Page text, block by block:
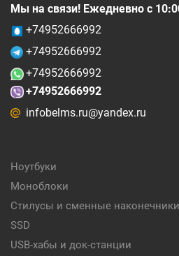
Мы на связи! Ежедневно с
+74952666992
+74952666992
+74952666992
+74952666992
infobelms.ru@yandex.ru
Ноутбуки
Моноблоки
Стилусы и сменные наконечники
SSD
USB-хабы и док-станции